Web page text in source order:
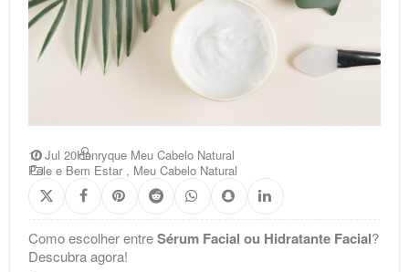
10 Jul 20Henryque Meu Cabelo Natural
Pele e Bem Estar , Meu Cabelo Natural
Como escolher entreSérum Facial ou Hidratante Facial?
Descubra agora!